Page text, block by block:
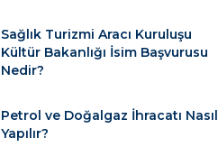
Sağlık Turizmi Aracı Kuruluşu
Kültür Bakanlığı İsim Başvurusu
Nedir?
Petrol ve Doğalgaz İhracatı Nasıl
Yapılır?